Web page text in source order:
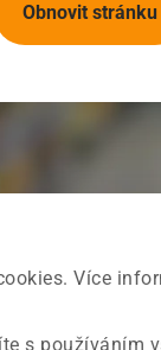
Více
s používáním
Obnovit stránku